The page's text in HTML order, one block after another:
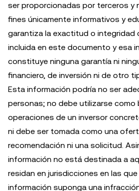
ser proporcionadas por terceros y
fines únicamente informativos y
garantiza la exactitud o integridad
incluida en este documento y esa
constituye ninguna garantía ni
financiero, de inversión ni de otro
Esta información podría no ser
personas; no debe utilizarse como
operaciones de un inversor
ni debe ser tomada como una
recomendación ni una solicitud.
información no está destinada a
residan en jurisdicciones en las
información suponga una